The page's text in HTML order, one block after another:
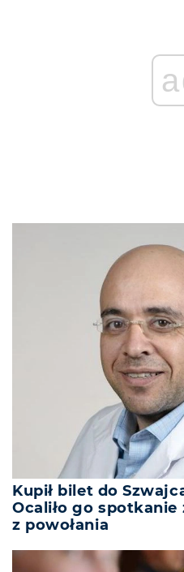
Kupił bilet do
Ocaliło go spotkanie
z powołania